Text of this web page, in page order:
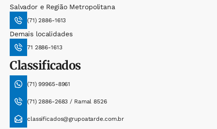
Salvador e Região Metropolitana
(71) 2886-1613
Demais localidades
71 2886-1613
Classificados
(71) 99965-8961
(71) 2886-2683 / Ramal 8526
classificados@grupoatarde.com.br